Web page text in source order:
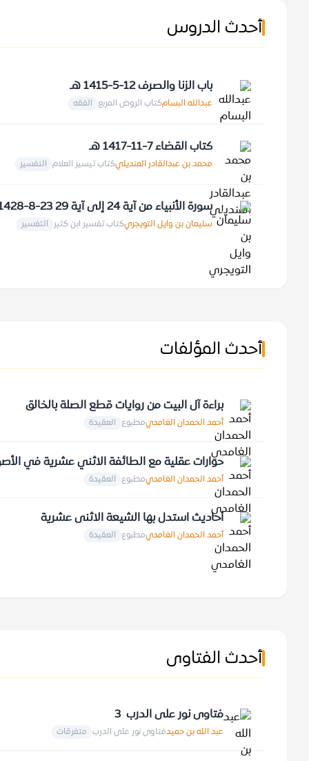
أحدث الدروس
باب الزنا والصرف 12-5-1415 هـ
عبدالله البسامكتاب الروض المربع الفقه
كتاب القضاء 7-11-1417 هـ
محمد بن عبدالقادر المنديليكتاب تيسير العلام التفسير
سورة الأنبياء من آية 24 إلى آية 29 23-8-1428 هـ
سليمان بن وايل التويجريكتاب تفسير ابن كثير التفسير
أحدث المؤلفات
براءة آل البيت من روايات قطع الصلة بالخالق
أحمد الحمدان الغامديمطبوع العقيدة
حوارات عقلية مع الطائفة الاثني عشرية في
أحمد الحمدان الغامديمطبوع العقيدة
أحاديث استدل بها الشيعة الاثنى عشرية
أحمد الحمدان الغامديمطبوع العقيدة
أحدث الفتاوى
فتاوى نور على الدرب 3
عبد الله بن حميدفتاوى نور على الدرب متفرقات